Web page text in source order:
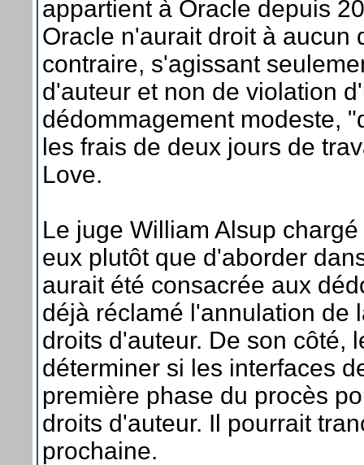
appartient à Oracle depuis
Oracle n'aurait droit à aucun
contraire, s'agissant
d'auteur et non de violation
dédommagement modeste,
les frais de deux jours de
Love.
Le juge William Alsup
eux plutôt que d'aborder
aurait été consacrée aux
déjà réclamé l'annulation de
droits d'auteur. De son côté,
déterminer si les interfaces
première phase du procès
droits d'auteur. Il pourrait
prochaine.